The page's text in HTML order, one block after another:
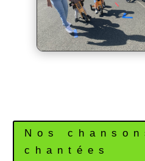
Nos
chantées